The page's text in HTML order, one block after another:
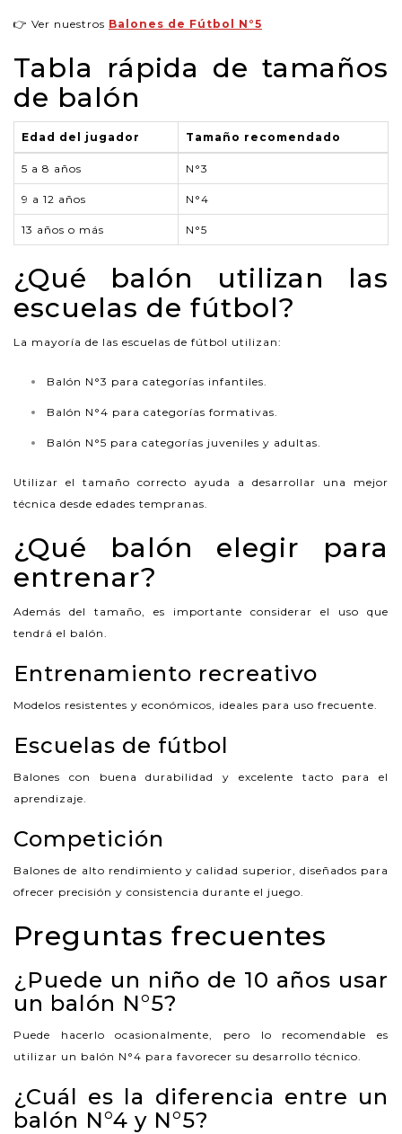
👉 Ver nuestros Balones de Fútbol N°5
Tabla rápida de tamaños
de balón
Edad del jugador Tamaño recomendado
5 a 8 años N°3
9 a 12 años N°4
13 años o más N°5
¿Qué balón utilizan las
escuelas de fútbol?
La mayoría de las escuelas de fútbol utilizan:
Balón N°3 para categorías infantiles.
Balón N°4 para categorías formativas.
Balón N°5 para categorías juveniles y adultas.
Utilizar el tamaño correcto ayuda a desarrollar una mejor
técnica desde edades tempranas.
¿Qué balón elegir para
entrenar?
Además del tamaño, es importante considerar el uso que
tendrá el balón.
Entrenamiento recreativo
Modelos resistentes y económicos, ideales para uso frecuente.
Escuelas de fútbol
Balones con buena durabilidad y excelente tacto para el
aprendizaje.
Competición
Balones de alto rendimiento y calidad superior, diseñados para
ofrecer precisión y consistencia durante el juego.
Preguntas frecuentes
¿Puede un niño de 10 años usar
un balón N°5?
Puede hacerlo ocasionalmente, pero lo recomendable es
utilizar un balón N°4 para favorecer su desarrollo técnico.
¿Cuál es la diferencia entre un
balón N°4 y N°5?